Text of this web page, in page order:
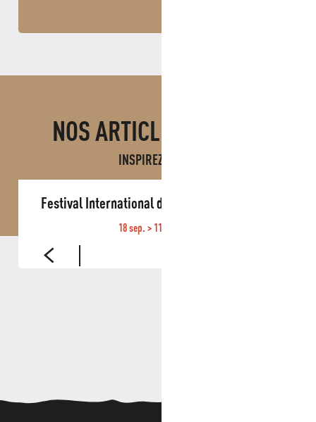
NOS ARTICLES DE BLOG
INSPIREZ VOUS !
Festival International d’Orgue de Roquevaire
18 sep. > 11 oct. 2026